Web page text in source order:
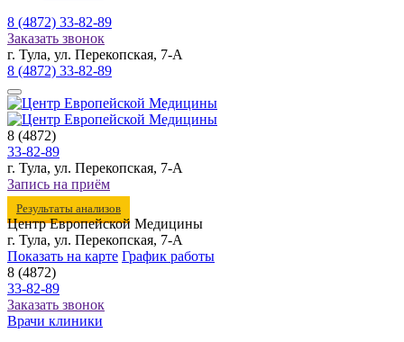
8 (4872) 33-82-89
Заказать звонок
г. Тула, ул. Перекопская, 7-А
8 (4872) 33-82-89
8 (4872)
33-82-89
г. Тула, ул. Перекопская, 7-А
Запись на приём
Результаты анализов
Центр Европейской Медицины
г. Тула, ул. Перекопская, 7-А
Показать на карте График работы
8 (4872)
33-82-89
Заказать звонок
Врачи клиники